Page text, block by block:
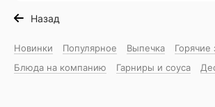
Назад
Новинки Популярное Выпечка Горячие
Блюда на компанию
Гарниры и соуса